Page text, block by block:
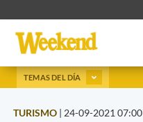
TEMAS DEL DÍA
TURISMO | 24-09-2021 07:00